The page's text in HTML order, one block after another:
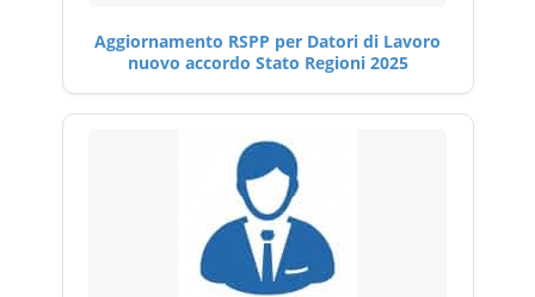
Aggiornamento RSPP per Datori di Lavoro
nuovo accordo Stato Regioni 2025